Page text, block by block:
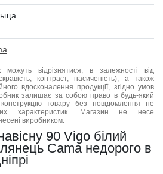
відрізнятися, в залежності від
контраст, насиченість), а також
вдосконалення продукції, згідно умов
залишає за собою право в будь-який
товару без повідомлення не
характеристик. Магазин не несе
виробником.
90 Vigo білий
Cama недорого в